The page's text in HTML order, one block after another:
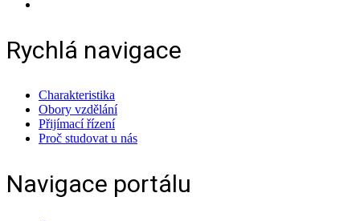
Rychlá navigace
Charakteristika
Obory vzdělání
Přijímací řízení
Proč studovat u nás
Navigace portálu